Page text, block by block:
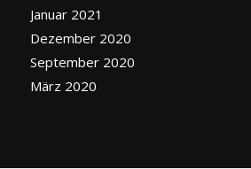
Januar 2021
Dezember 2020
September 2020
März 2020